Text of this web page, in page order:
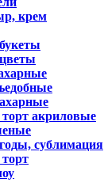
крем
акриловые
сублимация